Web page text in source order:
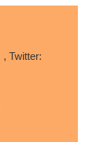
, Twitter: